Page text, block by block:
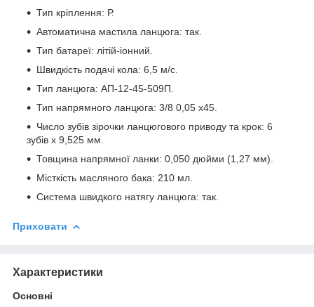
Тип кріплення: Р.
Автоматична мастила ланцюга: так.
Тип батареї: літій-іонний.
Швидкість подачі кола: 6,5 м/с.
Тип ланцюга: АП-12-45-509П.
Тип напрямного ланцюга: 3/8 0,05 х45.
Число зубів зірочки ланцюгового приводу та крок: 6
зубів х 9,525 мм.
Товщина напрямної ланки: 0,050 дюйми (1,27 мм).
Місткість масляного бака: 210 мл.
Система швидкого натягу ланцюга: так.
Приховати
Характеристики
Основні